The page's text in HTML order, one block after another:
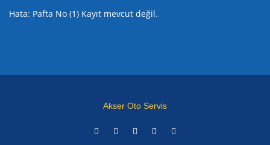
Hata: Pafta No (1) Kayıt mevcut değil.
Akser Oto Servis